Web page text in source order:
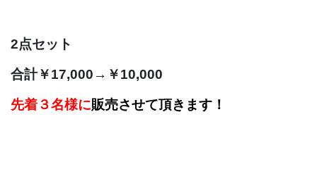
2点セット
合計￥17,000→￥10,000
先着３名様に販売させて頂きます！